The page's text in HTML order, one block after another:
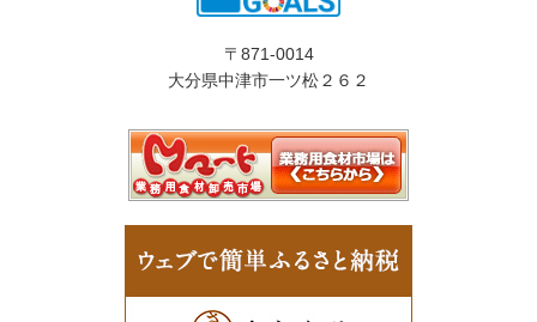
〒871-0014
大分県中津市一ツ松２６２